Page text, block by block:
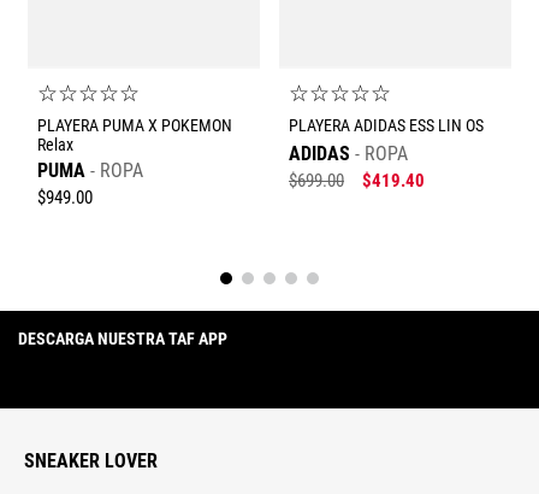
☆☆☆☆☆
PLAYERA PUMA X POKEMON
Relax
PUMA ROPA
$949.00
☆☆☆☆☆
PLAYERA ADIDAS ESS LIN OS
ADIDAS ROPA
$699.00 $419.40
DESCARGA NUESTRA TAF APP
SNEAKER LOVER